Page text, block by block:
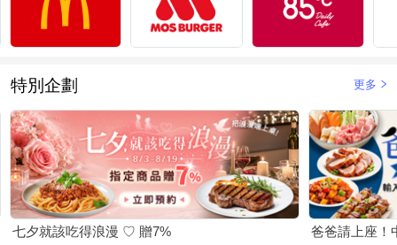
特別企劃 更多
七夕就該吃得浪漫 ♡ 贈7% 爸爸請上座！